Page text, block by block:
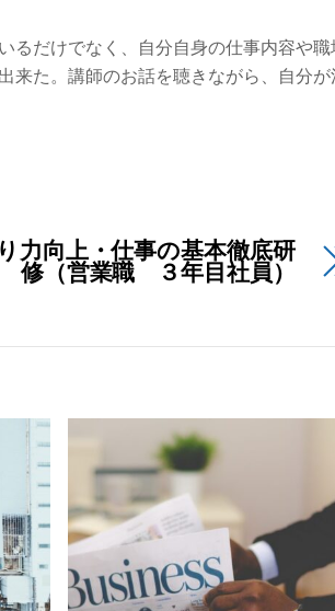
るだけでなく、自分自身の仕事内容や職
来た。講師のお話を聴きながら、自分が
力向上・仕事の基本徹底研
修（営業職 ３年目社員）